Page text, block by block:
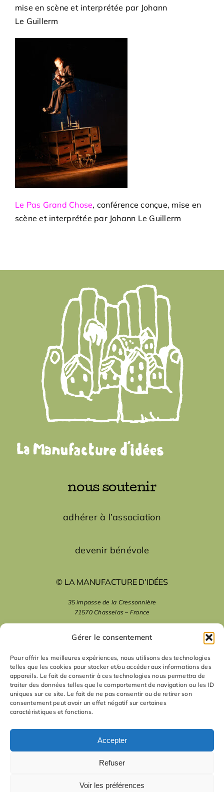
Gérer le consentement
Pour offrir les meilleures expériences, nous utilisons des technologies
telles que les cookies pour stocker et/ou accéder aux informations des
appareils. Le fait de consentir à ces technologies nous permettra de
traiter des données telles que le comportement de navigation ou les ID
uniques sur ce site. Le fait de ne pas consentir ou de retirer son
consentement peut avoir un effet négatif sur certaines
caractéristiques et fonctions.
Accepter
Refuser
Voir les préférences
mise en scène et interprétée par Johann
Le Guillerm
Le Pas Grand Chose, conférence conçue, mise en
scène et interprétée par Johann Le Guillerm
nous soutenir
adhérer à l’association
devenir bénévole
© LA MANUFACTURE D’IDÉES
35 impasse de la Cressonnière
71570 Chasselas – France
mentions légales
nous suivre
nous contacter